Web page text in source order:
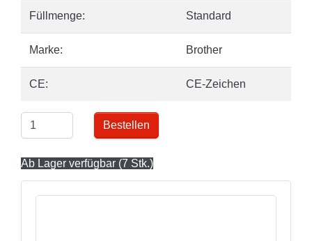
Füllmenge: Standard
Marke: Brother
CE: CE-Zeichen
Bestellen
Ab Lager verfügbar (7 Stk.)